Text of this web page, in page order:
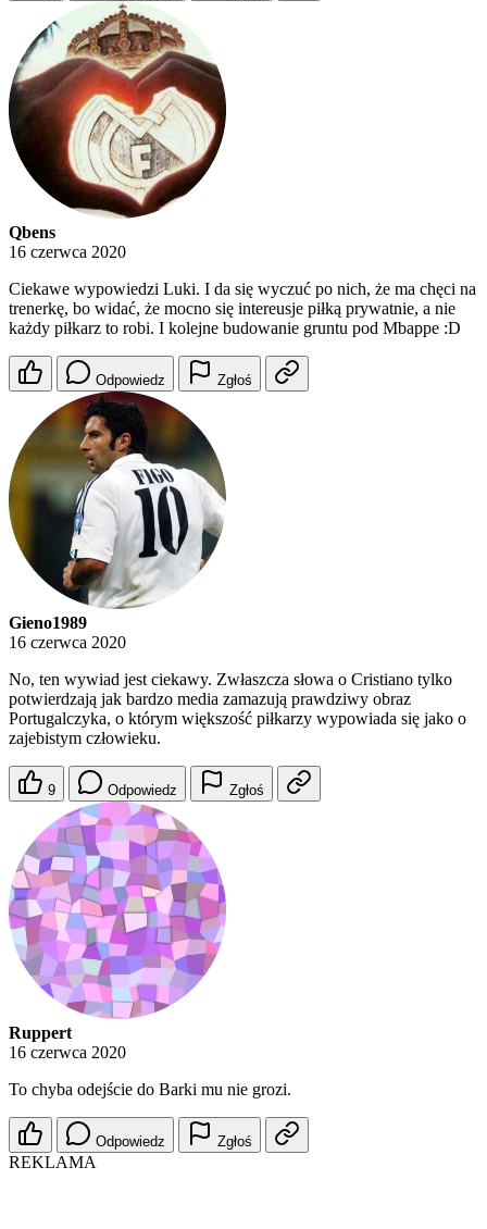
Qbens
16 czerwca 2020
Ciekawe wypowiedzi Luki. I da się wyczuć po nich, że ma chęci na
trenerkę, bo widać, że mocno się intereusje piłką prywatnie, a nie
każdy piłkarz to robi. I kolejne budowanie gruntu pod Mbappe :D
Odpowiedz Zgłoś
Gieno1989
16 czerwca 2020
No, ten wywiad jest ciekawy. Zwłaszcza słowa o Cristiano tylko
potwierdzają jak bardzo media zamazują prawdziwy obraz
Portugalczyka, o którym większość piłkarzy wypowiada się jako o
zajebistym człowieku.
9 Odpowiedz Zgłoś
Ruppert
16 czerwca 2020
To chyba odejście do Barki mu nie grozi.
Odpowiedz Zgłoś
REKLAMA